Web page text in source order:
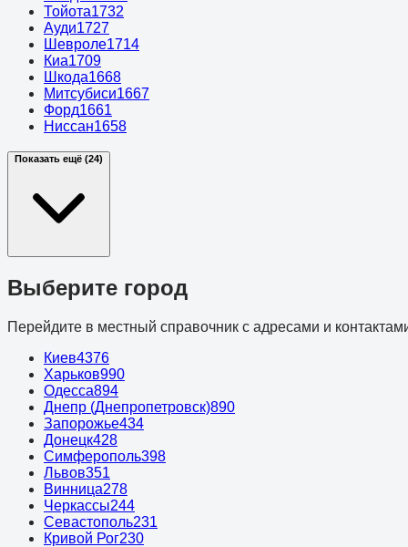
Тойота1732
Ауди1727
Шевроле1714
Киа1709
Шкода1668
Митсубиси1667
Форд1661
Ниссан1658
Показать ещё (24)
Выберите город
Перейдите в местный справочник с адресами и
Киев4376
Харьков990
Одесса894
Днепр (Днепропетровск)890
Запорожье434
Донецк428
Симферополь398
Львов351
Винница278
Черкассы244
Севастополь231
Кривой Рог230